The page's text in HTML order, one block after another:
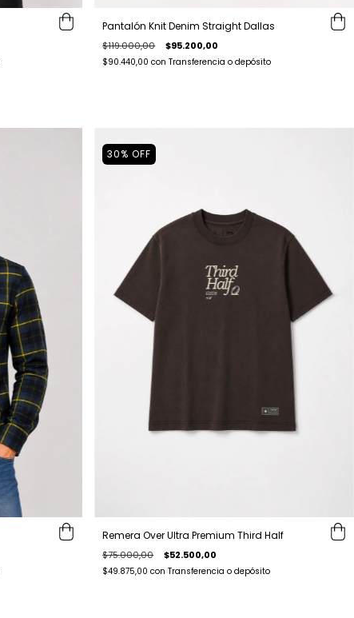
Pantalón Knit Denim Straight Dallas
$119.000,00 $95.200,00
$90.440,00con Transferencia o depósito
30%OFF
Remera Over Ultra Premium Third Half
$75.000,00 $52.500,00
$49.875,00con Transferencia o depósito